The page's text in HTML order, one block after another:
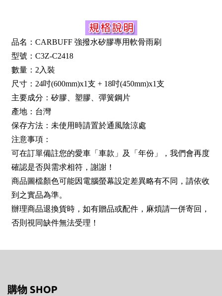
品名：CARBUFF 強撥水矽膠專用軟骨雨刷
型號：C3Z-C2418
數量：2入裝
尺寸：24吋(600mm)x1支 + 18吋(450mm)x1支
主要成分：矽膠、塑膠、彈簧鋼片
產地：台灣
保存方法：未使用時請置於通風陰涼處
注意事項：
可在訂單備註您的愛車「車款」及「年份」，我們會再度
確認是否與需求相符，謝謝！
商品圖檔顏色可能因電腦螢幕設定差異略有不同，請依收
到之實品為準。
辦理商品退換貨時，如有贈品或配件，麻煩請一併寄回，
否則視同缺件無法受理！
購物 SHOP